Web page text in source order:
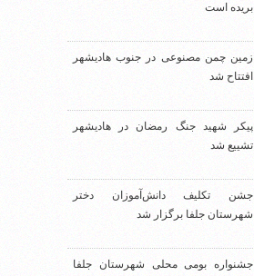
بریده است
زمین چمن مصنوعی در جنوب هادیشهر
افتتاح شد
پیکر شهید جنگ رمضان در هادیشهر
تشییع شد
جشن تکلیف دانش‌آموزان دختر
شهرستان جلفا برگزار شد
جشنواره بومی محلی شهرستان جلفا